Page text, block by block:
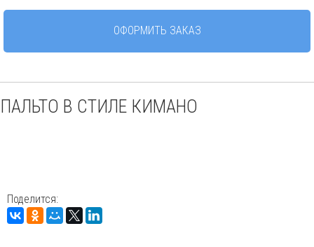
ОФОРМИТЬ ЗАКАЗ
ПАЛЬТО В СТИЛЕ КИМАНО
Поделится: